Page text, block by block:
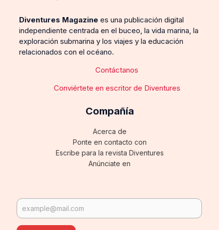
Diventures Magazine es una publicación digital
independiente centrada en el buceo, la vida marina, la
exploración submarina y los viajes y la educación
relacionados con el océano.
Contáctanos
Conviértete en escritor de Diventures
Compañía
Acerca de
Ponte en contacto con
Escribe para la revista Diventures
Anúnciate en